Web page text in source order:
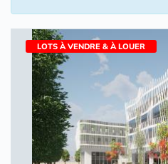
LOTS À VENDRE & À LOUER